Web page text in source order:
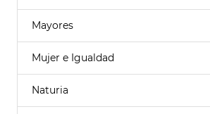
Mayores
Mujer e Igualdad
Naturia